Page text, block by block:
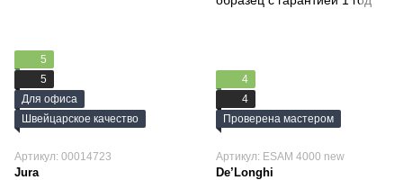
5
5
Для офиса
Швейцарское качество
Артикул: 00014723
Jura
4
4
Проверена мастером
Артикул: ESAM 4000 new
De’Longhi